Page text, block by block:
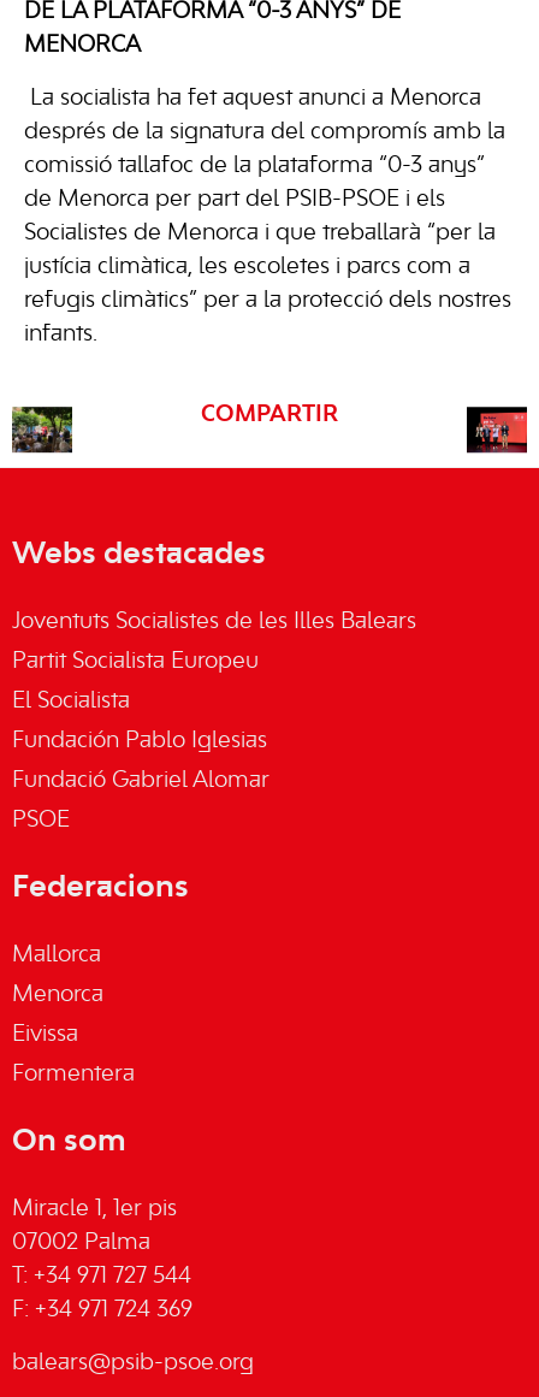
DE LA PLATAFORMA “0-3 ANYS” DE
MENORCA
La socialista ha fet aquest anunci a Menorca
després de la signatura del compromís amb la
comissió tallafoc de la plataforma “0-3 anys”
de Menorca per part del PSIB-PSOE i els
Socialistes de Menorca i que treballarà “per la
justícia climàtica, les escoletes i parcs com a
refugis climàtics” per a la protecció dels nostres
infants.
COMPARTIR
Webs destacades
Joventuts Socialistes de les Illes Balears
Partit Socialista Europeu
El Socialista
Fundación Pablo Iglesias
Fundació Gabriel Alomar
PSOE
Federacions
Mallorca
Menorca
Eivissa
Formentera
On som
Miracle 1, 1er pis
07002 Palma
T: +34 971 727 544
F: +34 971 724 369
balears@psib-psoe.org